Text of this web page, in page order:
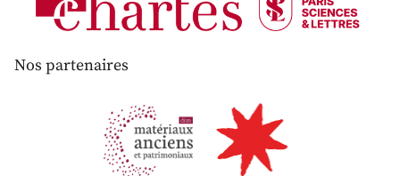
Nos partenaires